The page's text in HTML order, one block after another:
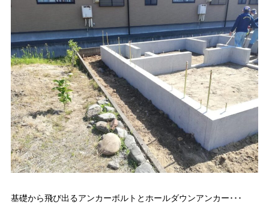
基礎から飛び出るアンカーボルトとホールダウンアンカー･･･